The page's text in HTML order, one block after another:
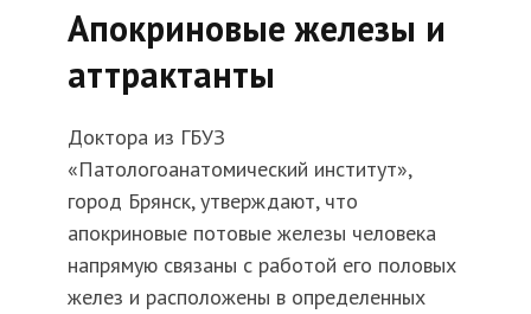
Апокриновые железы и
аттрактанты
Доктора из ГБУЗ
«Патологоанатомический институт»,
город Брянск, утверждают, что
апокриновые потовые железы человека
напрямую связаны с работой его половых
желез и расположены в определенных